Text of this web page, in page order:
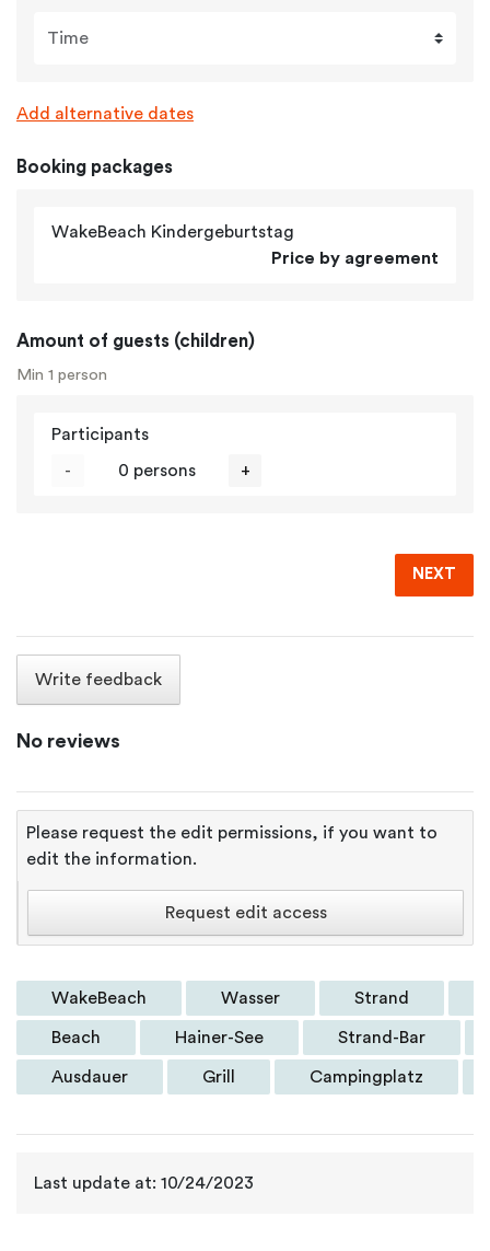
Time
Add alternative dates
Booking packages
WakeBeach Kindergeburtstag
Price by agreement
Amount of guests (children)
Min 1 person
Participants
- 0 persons +
NEXT
Write feedback
No reviews
Please request the edit permissions, if you want to
edit the information.
Request edit access
WakeBeach Wasser Strand
Beach Hainer-See Strand-Bar
Ausdauer Grill Campingplatz
Last update at: 10/24/2023